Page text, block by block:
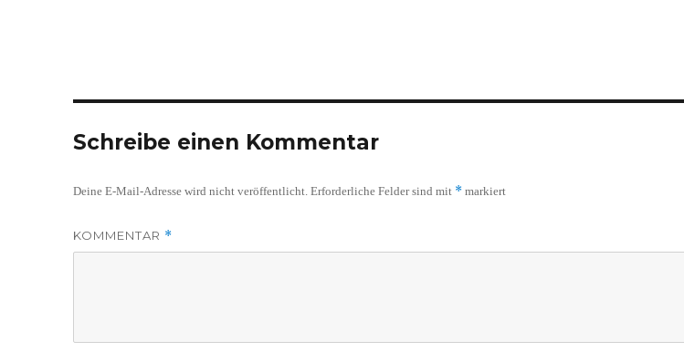
Schreibe einen Kommentar
Deine E-Mail-Adresse wird nicht veröffentlicht. Erforderliche Felder sind mit * markiert
KOMMENTAR *